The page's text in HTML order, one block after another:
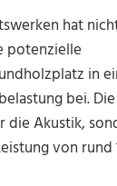
hat
potenzielle
in
bei. Die
die Akustik,
von rund